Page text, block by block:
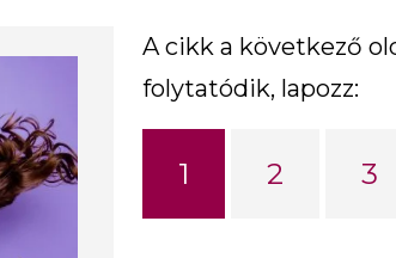
A cikk a következő
folytatódik, lapozz:
1 2 3